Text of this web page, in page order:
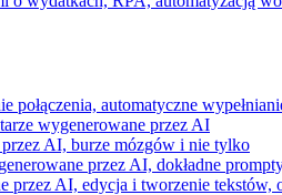
połączenia, automatyczne
wygenerowane przez AI
przez AI, burze mózgów i nie tylko
przez AI, dokładne
przez AI, edycja i tworzenie tekstów,